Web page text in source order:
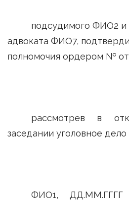
подсудимого ФИО2 и
адвоката ФИО7,
полномочия ордером №
рассмотрев в
заседании уголовное
ФИО1, ДД.ММ.ГГГГ